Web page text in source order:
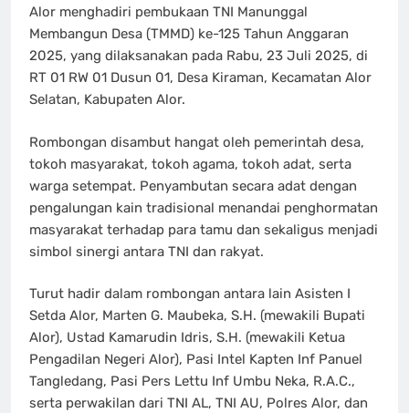
Alor menghadiri pembukaan TNI Manunggal
Membangun Desa (TMMD) ke-125 Tahun Anggaran
2025, yang dilaksanakan pada Rabu, 23 Juli 2025, di
RT 01 RW 01 Dusun 01, Desa Kiraman, Kecamatan Alor
Selatan, Kabupaten Alor.
Rombongan disambut hangat oleh pemerintah desa,
tokoh masyarakat, tokoh agama, tokoh adat, serta
warga setempat. Penyambutan secara adat dengan
pengalungan kain tradisional menandai penghormatan
masyarakat terhadap para tamu dan sekaligus menjadi
simbol sinergi antara TNI dan rakyat.
Turut hadir dalam rombongan antara lain Asisten I
Setda Alor, Marten G. Maubeka, S.H. (mewakili Bupati
Alor), Ustad Kamarudin Idris, S.H. (mewakili Ketua
Pengadilan Negeri Alor), Pasi Intel Kapten Inf Panuel
Tangledang, Pasi Pers Lettu Inf Umbu Neka, R.A.C.,
serta perwakilan dari TNI AL, TNI AU, Polres Alor, dan